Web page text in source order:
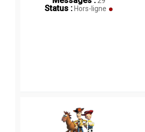
Status : Hors-ligne